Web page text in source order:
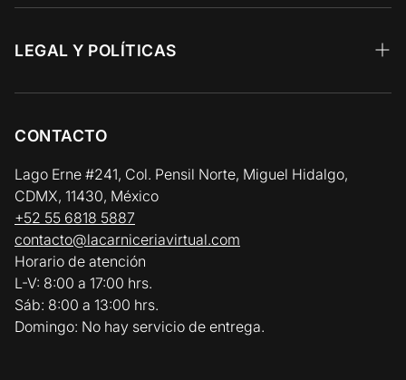
Vinos y Gourmet
Recetas 🥩
Preguntas Frecuentes
LEGAL Y POLÍTICAS
Aviso de Privacidad
Términos y Condiciones
Política de Reembolso y Devolución
Política de Cadena de Frío / Envíos
CONTACTO
Lago Erne #241, Col. Pensil Norte, Miguel Hidalgo,
CDMX, 11430, México
+52 55 6818 5887
contacto@lacarniceriavirtual.com
Horario de atención
L-V: 8:00 a 17:00 hrs.
Sáb: 8:00 a 13:00 hrs.
Domingo: No hay servicio de entrega.